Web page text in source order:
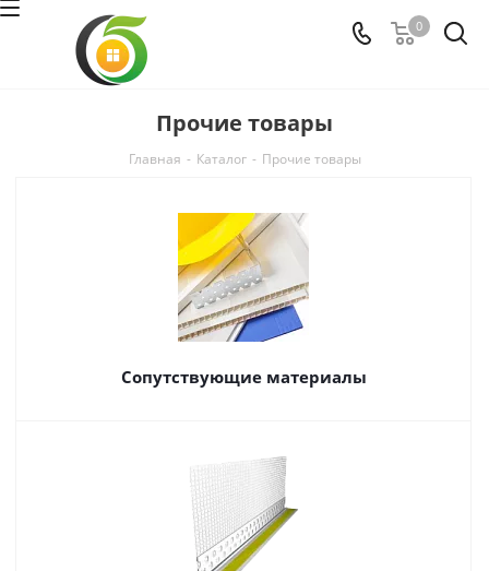
0
Прочие товары
Главная - Каталог - Прочие товары
Сопутствующие материалы